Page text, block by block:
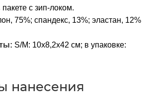
с зип-локом.
75%; спандекс, 13%; эластан, 12%
S/M: 10х8,2х42 см; в упаковке:
нанесения